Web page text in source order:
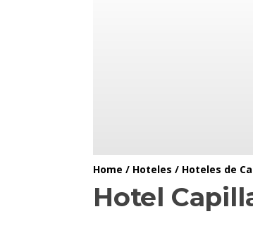
Home / Hoteles / Hoteles de
Hotel